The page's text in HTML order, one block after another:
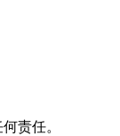
责任。